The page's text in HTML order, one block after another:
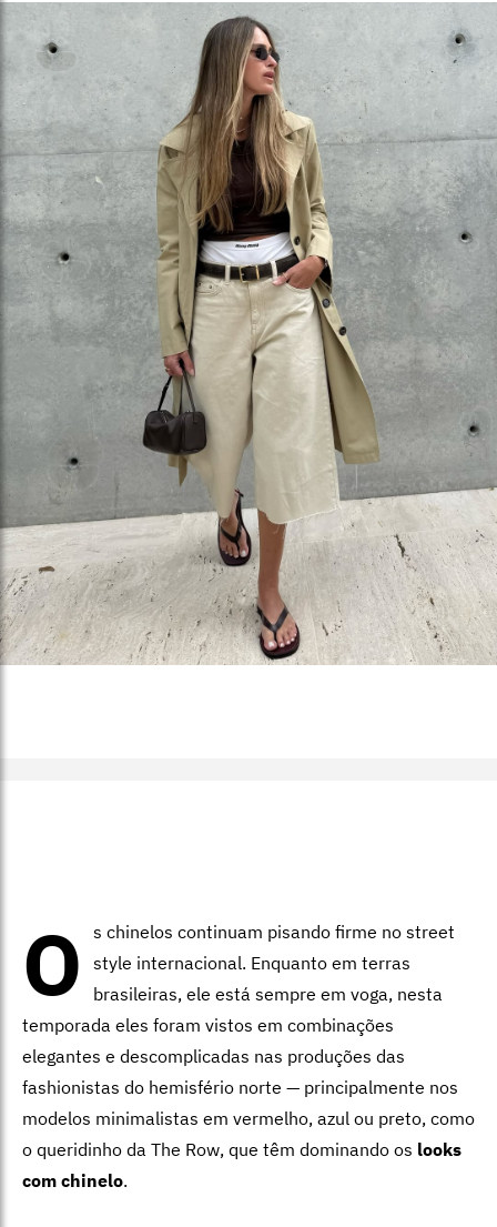
O
s chinelos continuam pisando firme no street
style internacional. Enquanto em terras
brasileiras, ele está sempre em voga, nesta
temporada eles foram vistos em combinações
elegantes e descomplicadas nas produções das
fashionistas do hemisfério norte — principalmente nos
modelos minimalistas em vermelho, azul ou preto, como
o queridinho da The Row, que têm dominando os looks
com chinelo.